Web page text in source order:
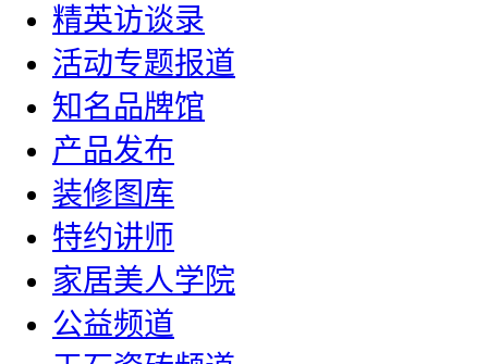
精英访谈录
活动专题报道
知名品牌馆
产品发布
装修图库
特约讲师
家居美人学院
公益频道